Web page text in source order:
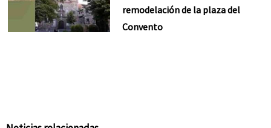
remodelación de la plaza del
Convento